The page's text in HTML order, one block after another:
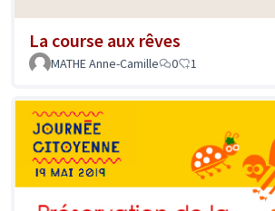
La course aux rêves
MATHE Anne-Camille
0 1